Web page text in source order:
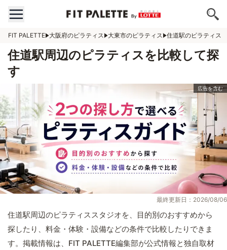
FIT PALETTE 大阪府のピラティス 大東市のピラティス 住道駅のピラティス
住道駅周辺のピラティスを比較して探
す
最終更新日：2026/08/06
住道駅周辺のピラティススタジオを、目的別のおすすめから
探したり、料金・体験・設備などの条件で比較したりできま
す。掲載情報は、FIT PALETTE編集部が公式情報と独自取材